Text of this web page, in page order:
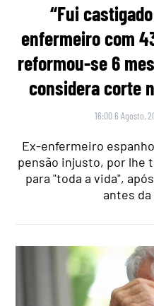
“Fui
enfermeiro com
reformou-se 6
considera corte
16:00 6 Agosto,
Ex-enfermeiro
pensão injusto, por lhe
para "toda a vida",
antes da